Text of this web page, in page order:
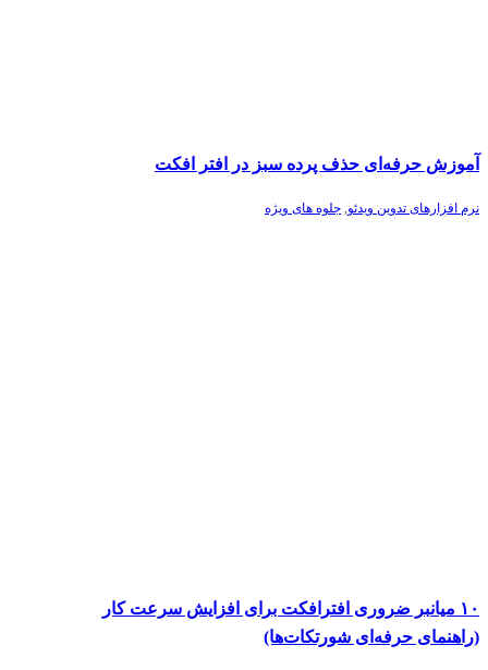
آموزش حرفه‌ای حذف پرده سبز در افتر افکت
نرم افزارهای تدوین ویدئو, جلوه های ویژه
۱۰ میانبر ضروری افترافکت برای افزایش سرعت کار
(راهنمای حرفه‌ای شورتکات‌ها)